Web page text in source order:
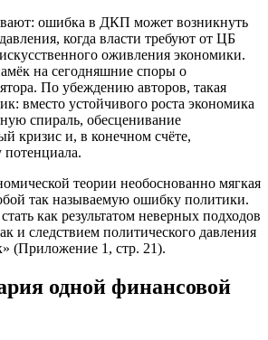
ошибка в ДКП может возникнуть
когда власти требуют от ЦБ
оживления экономики.
на сегодняшние споры о
По убеждению авторов, такая
вместо устойчивого роста экономика
спираль, обесценивание
кризис и, в конечном счёте,
теории необоснованно мягкая
так называемую ошибку политики.
как результатом неверных подходов
и следствием политического давления
(Приложение 1, стр. 21).
одной финансовой